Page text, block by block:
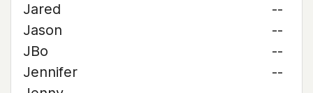
Jared
--
Jason
--
JBo
--
Jennifer
--